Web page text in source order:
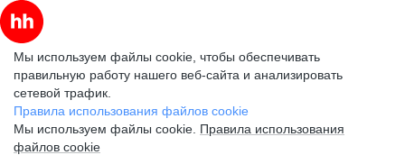
Мы используем файлы cookie, чтобы обеспечивать
правильную работу нашего веб-сайта и анализировать
сетевой трафик.
Правила использования файлов cookie
Мы используем файлы cookie. Правила использования
файлов cookie